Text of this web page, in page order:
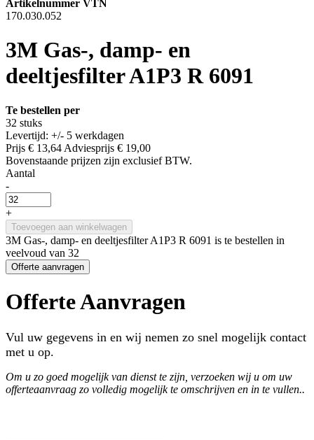
Artikelnummer VTN
170.030.052
3M Gas-, damp- en
deeltjesfilter A1P3 R 6091
Te bestellen per
32 stuks
Levertijd: +/- 5 werkdagen
Prijs € 13,64 Adviesprijs € 19,00
Bovenstaande prijzen zijn exclusief BTW.
Aantal
-
+
Toevoegen aan winkelwagen
3M Gas-, damp- en deeltjesfilter A1P3 R 6091 is te bestellen in
veelvoud van 32
Offerte aanvragen
Offerte Aanvragen
Vul uw gegevens in en wij nemen zo snel mogelijk contact
met u op.
Om u zo goed mogelijk van dienst te zijn, verzoeken wij u om uw
offerteaanvraag zo volledig mogelijk te omschrijven en in te vullen..